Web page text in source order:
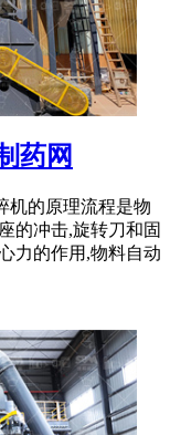
药网
机的原理流程是物
的冲击,旋转刀和固
力的作用,物料自动